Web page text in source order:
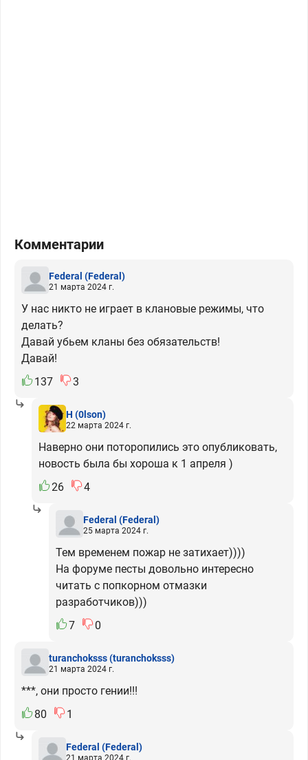
Комментарии
Federal (Federal)
21 марта 2024 г.
У нас никто не играет в клановые режимы, что
делать?
Давай убьем кланы без обязательств!
Давай!
137
3
H (0lson)
22 марта 2024 г.
Наверно они поторопились это опубликовать,
новость была бы хороша к 1 апреля )
26
4
Federal (Federal)
25 марта 2024 г.
Тем временем пожар не затихает))))
На форуме песты довольно интересно
читать с попкорном отмазки
разработчиков)))
7
0
turanchoksss(turanchoksss)
21 марта 2024 г.
***, они просто гении!!!
80
1
Federal (Federal)
21 марта 2024 г.